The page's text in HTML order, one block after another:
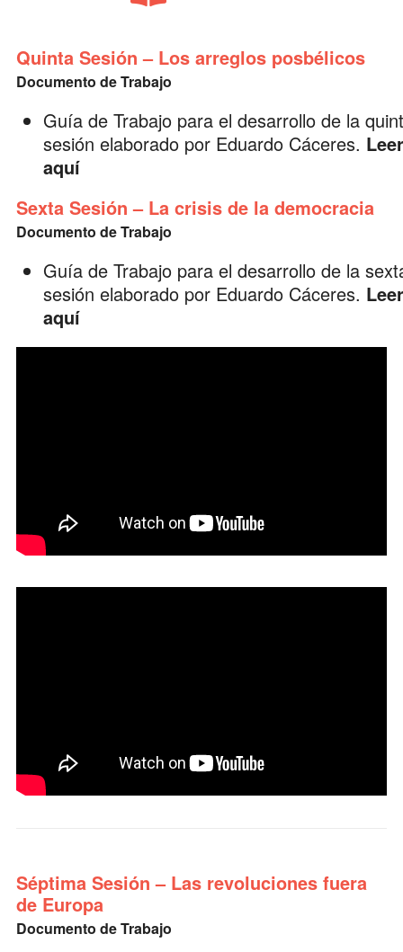
Quinta Sesión – Los arreglos posbélicos
Documento de Trabajo
Guía de Trabajo para el desarrollo de la
sesión elaborado por Eduardo Cáceres. Leer
aquí
Sexta Sesión – La crisis de la democracia
Documento de Trabajo
Guía de Trabajo para el desarrollo de la
sesión elaborado por Eduardo Cáceres. Leer
aquí
Séptima Sesión – Las revoluciones fuera
de Europa
Documento de Trabajo